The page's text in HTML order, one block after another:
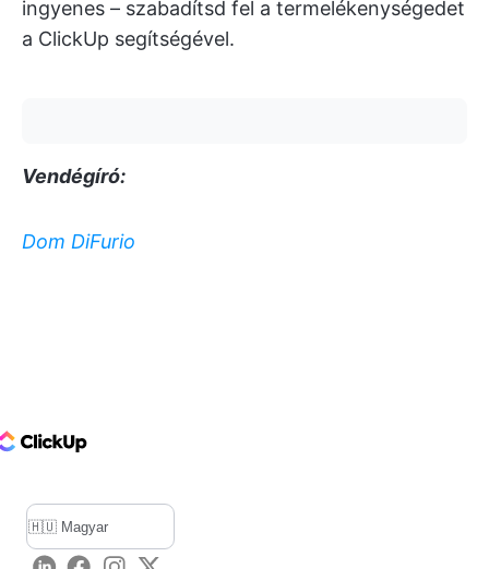
ingyenes – szabadítsd fel a termelékenységedet
a ClickUp segítségével.
Vendégíró:
Dom DiFurio
Logo